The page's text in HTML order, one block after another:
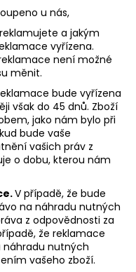
u nás,
a jakým
vyřízena.
není možné
měnit.
bude vyřízena
však do 45 dnů. Zboží
jako nám bylo při
bude vaše
vašich práv z
o dobu, kterou nám
V případě, že bude
na náhradu nutných
z odpovědnosti za
že reklamace
nutných
vašeho zboží.